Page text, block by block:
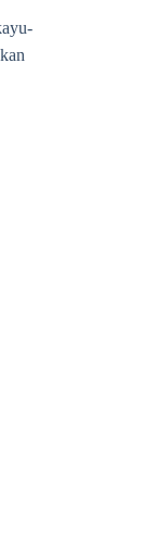
terbaru